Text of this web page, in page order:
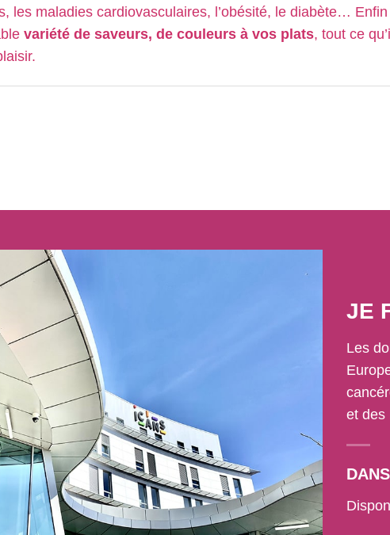
les maladies cardiovasculaires, l’obésité, le diabète…
variété de saveurs, de couleurs à vos plats, tout ce qu’il
JE
Les
et des